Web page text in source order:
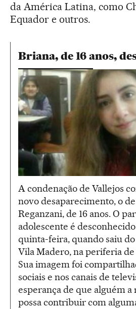
da América Latina, como
Equador e outros.
Briana, de 16 anos,
A condenação de Vallejos
novo desaparecimento, o
Reganzani, de 16 anos. O
adolescente é
quinta-feira, quando saiu
Vila Madero, na periferia
Sua imagem foi
sociais e nos canais de
esperança de que alguém a
possa contribuir com